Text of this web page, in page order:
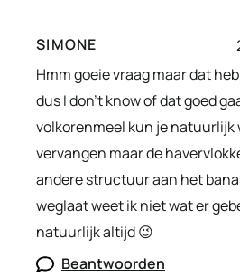
SIMONE
Hmm goeie vraag maar dat
dus I don’t know of dat goed
volkorenmeel kun je natuurlijk
vervangen maar de
andere structuur aan het
weglaat weet ik niet wat er
natuurlijk altijd 😉
Beantwoorden